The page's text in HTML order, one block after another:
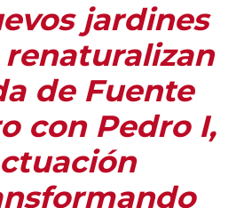
jardines
de Fuente
con Pedro I,